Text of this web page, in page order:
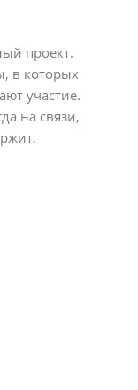
проект.
в которых
участие.
на связи,